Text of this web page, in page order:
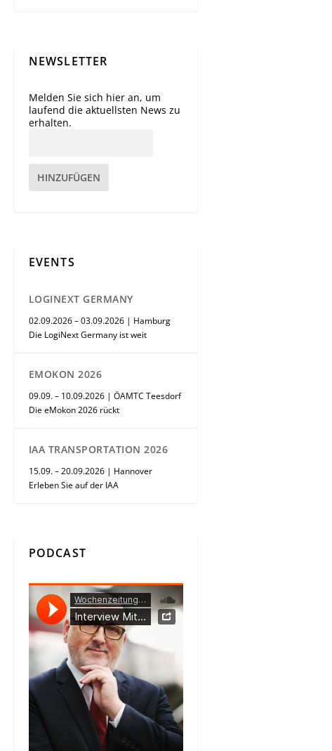
NEWSLETTER
Melden Sie sich hier an, um
laufend die aktuellsten News zu
erhalten.
HINZUFÜGEN
EVENTS
LOGINEXT GERMANY
02.09.2026 – 03.09.2026 | Hamburg
Die LogiNext Germany ist weit
EMOKON 2026
09.09. – 10.09.2026 | ÖAMTC Teesdorf
Die eMokon 2026 rückt
IAA TRANSPORTATION 2026
15.09. – 20.09.2026 | Hannover
Erleben Sie auf der IAA
PODCAST